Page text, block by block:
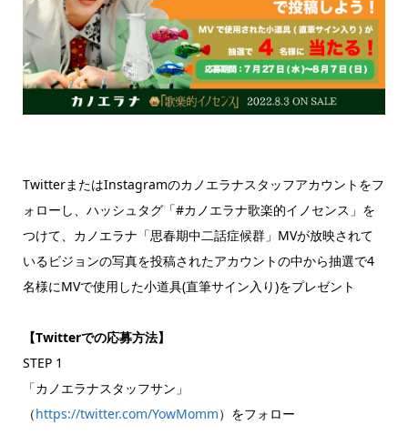
TwitterまたはInstagramのカノエラナスタッフアカウントをフ
ォローし、ハッシュタグ「#カノエラナ歌楽的イノセンス」を
つけて、カノエラナ「思春期中二話症候群」MVが放映されて
いるビジョンの写真を投稿されたアカウントの中から抽選で4
名様にMVで使用した小道具(直筆サイン入り)をプレゼント
【Twitterでの応募方法】
STEP 1
「カノエラナスタッフサン」
（https://twitter.com/YowMomm）をフォロー